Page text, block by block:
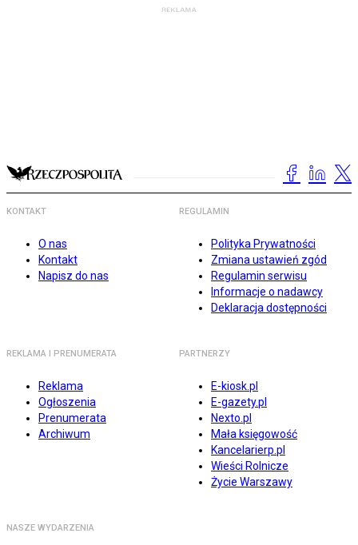
KONTAKT
O nas
Kontakt
Napisz do nas
REGULAMIN
Polityka Prywatności
Zmiana ustawień zgód
Regulamin serwisu
Informacje o nadawcy
Deklaracja dostępności
REKLAMA I PRENUMERATA
Reklama
Ogłoszenia
Prenumerata
Archiwum
PARTNERZY
E-kiosk.pl
E-gazety.pl
Nexto.pl
Mała księgowość
Kancelarierp.pl
Wieści Rolnicze
Życie Warszawy
NASZE WYDARZENIA